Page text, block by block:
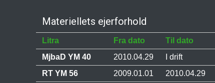
Materiellets ejerforhold
Litra Fra dato Til dato
MjbaD YM 40
2010.04.29 I drift
RT YM 56
2009.01.01 2010.04.29